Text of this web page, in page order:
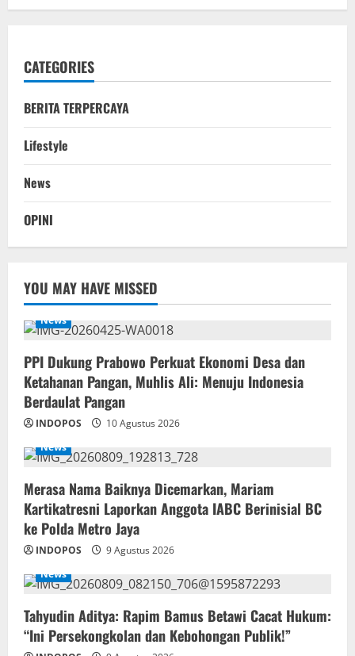
CATEGORIES
BERITA TERPERCAYA
Lifestyle
News
OPINI
YOU MAY HAVE MISSED
News
PPI Dukung Prabowo Perkuat Ekonomi Desa dan
Ketahanan Pangan, Muhlis Ali: Menuju Indonesia
Berdaulat Pangan
INDOPOS
10 Agustus 2026
News
‎Merasa Nama Baiknya Dicemarkan, Mariam
Kartikatresni Laporkan Anggota IABC Berinisial BC
ke Polda Metro Jaya
INDOPOS
9 Agustus 2026
News
‎Tahyudin Aditya: Rapim Bamus Betawi Cacat Hukum:
“Ini Persekongkolan dan Kebohongan Publik!”